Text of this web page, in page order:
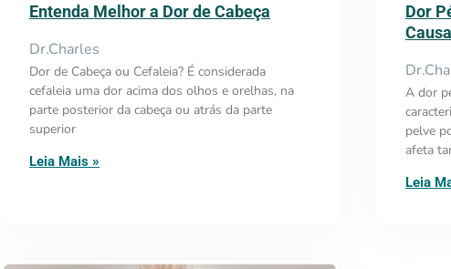
Entenda Melhor a Dor de Cabeça
Dr.Charles
Dor de Cabeça ou Cefaleia? É considerada
cefaleia uma dor acima dos olhos e orelhas, na
parte posterior da cabeça ou atrás da parte
superior
Leia Mais »
Dor
A dor
pelve
afeta
Leia